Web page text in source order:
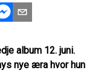
album 12. juni.
nye æra hvor hun